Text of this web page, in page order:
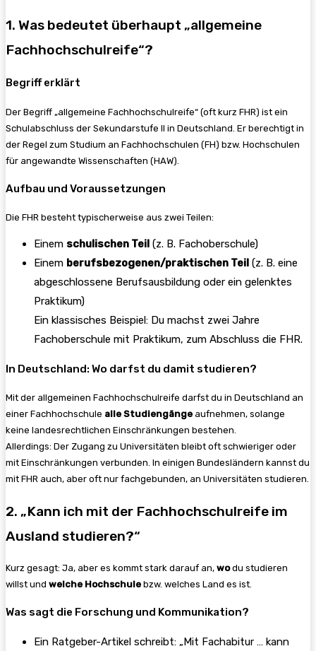
1. Was bedeutet überhaupt „allgemeine
Fachhochschulreife“?
Begriff erklärt
Der Begriff „allgemeine Fachhochschulreife“ (oft kurz FHR) ist ein
Schulabschluss der Sekundarstufe II in Deutschland. Er berechtigt in
der Regel zum Studium an Fachhochschulen (FH) bzw. Hochschulen
für angewandte Wissenschaften (HAW).
Aufbau und Voraussetzungen
Die FHR besteht typischerweise aus zwei Teilen:
Einem schulischen Teil (z. B. Fachoberschule)
Einem berufsbezogenen/praktischen Teil (z. B. eine
abgeschlossene Berufsausbildung oder ein gelenktes
Praktikum)
Ein klassisches Beispiel: Du machst zwei Jahre
Fachoberschule mit Praktikum, zum Abschluss die FHR.
In Deutschland: Wo darfst du damit studieren?
Mit der allgemeinen Fachhochschulreife darfst du in Deutschland an
einer Fachhochschule alle Studiengänge aufnehmen, solange
keine landesrechtlichen Einschränkungen bestehen.
Allerdings: Der Zugang zu Universitäten bleibt oft schwieriger oder
mit Einschränkungen verbunden. In einigen Bundesländern kannst du
mit FHR auch, aber oft nur fachgebunden, an Universitäten studieren.
2. „Kann ich mit der Fachhochschulreife im
Ausland studieren?“
Kurz gesagt: Ja, aber es kommt stark darauf an, wodu studieren
willst und welche Hochschule bzw. welches Land es ist.
Was sagt die Forschung und Kommunikation?
Ein Ratgeber-Artikel schreibt: „Mit Fachabitur … kann